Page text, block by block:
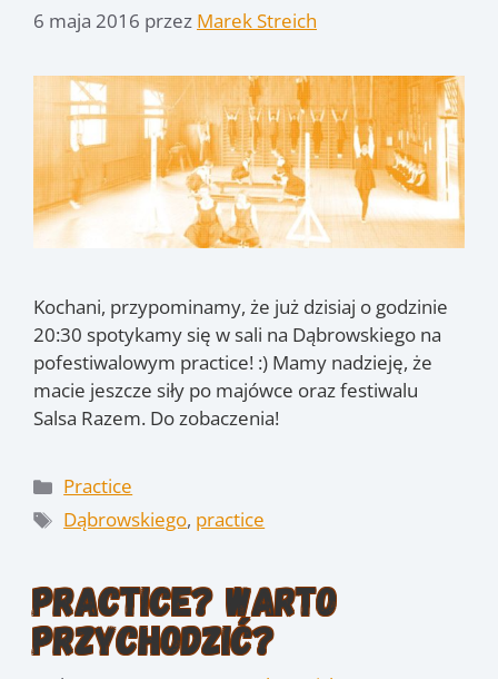
6 maja 2016 przez Marek Streich
Kochani, przypominamy, że już dzisiaj o godzinie
20:30 spotykamy się w sali na Dąbrowskiego na
pofestiwalowym practice! :) Mamy nadzieję, że
macie jeszcze siły po majówce oraz festiwalu
Salsa Razem. Do zobaczenia!
Kategorie
Practice
Tagi
Dąbrowskiego, practice
Practice? Warto
przychodzić?